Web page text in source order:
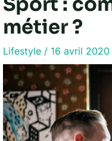
métier ?
Lifestyle/ 16 avril 2020